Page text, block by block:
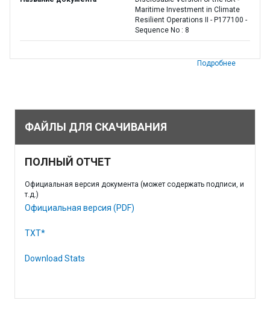
Maritime Investment in Climate
Resilient Operations II - P177100 -
Sequence No : 8
Подробнее
ФАЙЛЫ ДЛЯ СКАЧИВАНИЯ
ПОЛНЫЙ ОТЧЕТ
Официальная версия документа (может содержать подписи, и
т.д.)
Официальная версия (PDF)
TXT*
Download Stats